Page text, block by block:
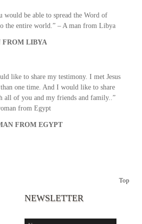
would be able to spread the Word of
the entire world.” – A man from Libya
FROM LIBYA
like to share my testimony. I met Jesus
one time. And I would like to share
all of you and my friends and family..”
from Egypt
FROM EGYPT
Top
NEWSLETTER